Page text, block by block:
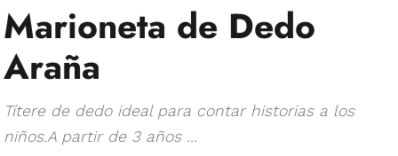
Marioneta de Dedo
Araña
Títere de dedo ideal para contar historias a los
niños.A partir de 3 años ...